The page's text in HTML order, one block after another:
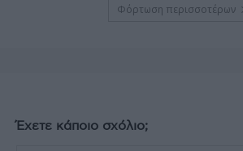
Φόρτωση περισσοτέρων
Έχετε κάποιο σχόλιο;